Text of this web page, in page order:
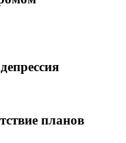
планов